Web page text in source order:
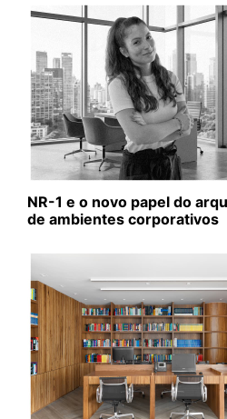
NR-1 e o novo papel do
de ambientes corporativos